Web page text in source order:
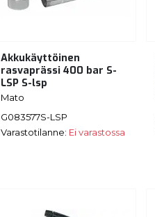
Akkukäyttöinen
rasvaprässi 400 bar S-
LSP S-lsp
Mato
G083577S-LSP
Varastotilanne: Ei varastossa